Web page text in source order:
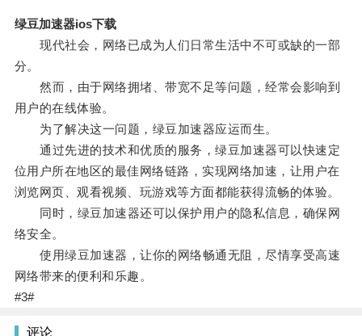
绿豆加速器ios下载
现代社会，网络已成为人们日常生活中不可或缺的一部
分。
然而，由于网络拥堵、带宽不足等问题，经常会影响到
用户的在线体验。
为了解决这一问题，绿豆加速器应运而生。
通过先进的技术和优质的服务，绿豆加速器可以快速定
位用户所在地区的最佳网络链路，实现网络加速，让用户在
浏览网页、观看视频、玩游戏等方面都能获得流畅的体验。
同时，绿豆加速器还可以保护用户的隐私信息，确保网
络安全。
使用绿豆加速器，让你的网络畅通无阻，尽情享受高速
网络带来的便利和乐趣。
#3#
评论